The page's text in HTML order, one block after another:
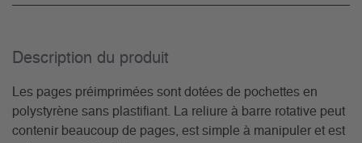
Description du­ produit
Les pages préimprimées sont dotées de pochettes en
polystyrène sans plastifiant. La reliure à barre rotative peut
contenir beaucoup de pages, est simple à manipuler et est